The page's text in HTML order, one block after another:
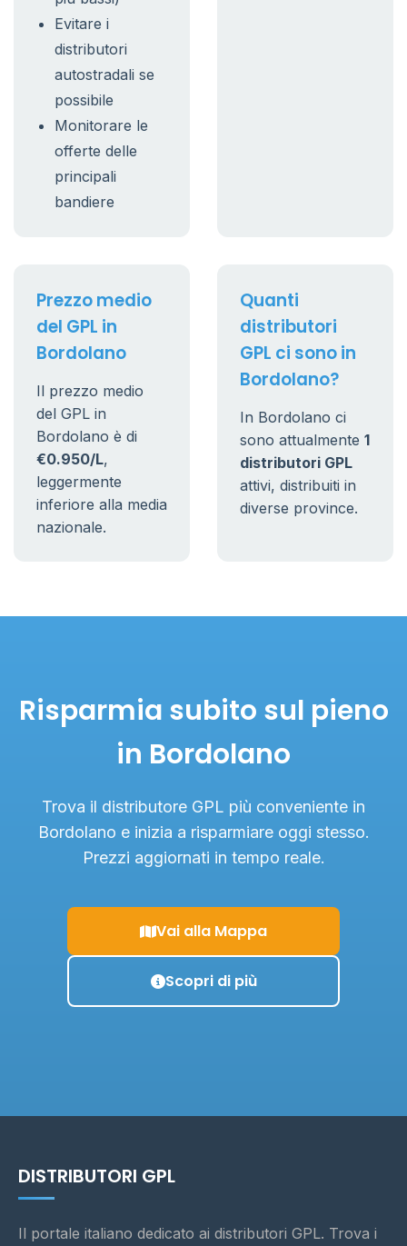
Evitare i
distributori
autostradali se
possibile
Monitorare le
offerte delle
principali
bandiere
Prezzo medio
del GPL in
Bordolano
Il prezzo medio
del GPL in
Bordolano è di
€0.950/L,
leggermente
inferiore alla media
nazionale.
Quanti
distributori
GPL ci sono in
Bordolano?
In Bordolano ci
sono attualmente 1
distributori GPL
attivi, distribuiti in
diverse province.
Risparmia subito sul pieno
in Bordolano
Trova il distributore GPL più conveniente in
Bordolano e inizia a risparmiare oggi stesso.
Prezzi aggiornati in tempo reale.
Vai alla Mappa
Scopri di più
DISTRIBUTORI GPL
Il portale italiano dedicato ai distributori GPL. Trova i